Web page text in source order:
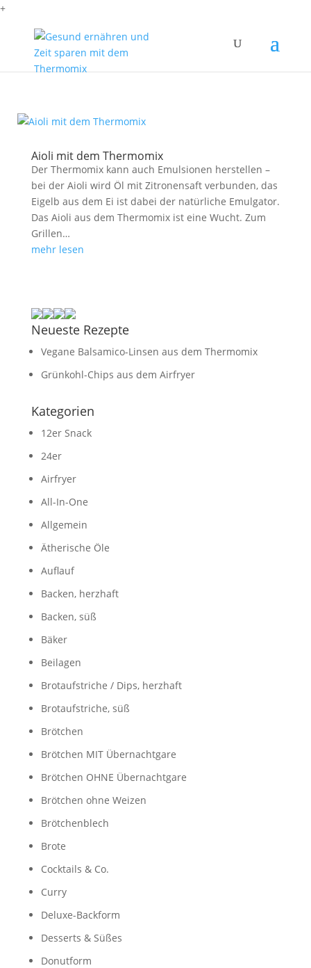
+
Aioli mit dem Thermomix
Der Thermomix kann auch Emulsionen herstellen –
bei der Aioli wird Öl mit Zitronensaft verbunden, das
Eigelb aus dem Ei ist dabei der natürliche Emulgator.
Das Aioli aus dem Thermomix ist eine Wucht. Zum
Grillen…
mehr lesen
Neueste Rezepte
Vegane Balsamico-Linsen aus dem Thermomix
Grünkohl-Chips aus dem Airfryer
Kategorien
12er Snack
24er
Airfryer
All-In-One
Allgemein
Ätherische Öle
Auflauf
Backen, herzhaft
Backen, süß
Bäker
Beilagen
Brotaufstriche / Dips, herzhaft
Brotaufstriche, süß
Brötchen
Brötchen MIT Übernachtgare
Brötchen OHNE Übernachtgare
Brötchen ohne Weizen
Brötchenblech
Brote
Cocktails & Co.
Curry
Deluxe-Backform
Desserts & Süßes
Donutform